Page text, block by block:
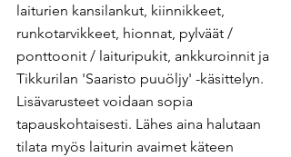
laiturien kansilankut, kiinnikkeet,
runkotarvikkeet, hionnat, pylväät /
ponttoonit / laituripukit, ankkuroinnit ja
Tikkurilan 'Saaristo puuöljy' -käsittelyn.
Lisävarusteet voidaan sopia
tapauskohtaisesti. Lähes aina halutaan
tilata myös laiturin avaimet käteen